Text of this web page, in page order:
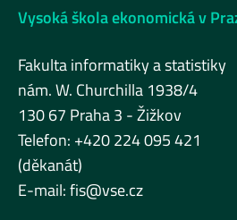
Vysoká škola ekonomická v
Fakulta informatiky a statistiky
nám. W. Churchilla 1938/4
130 67 Praha 3 - Žižkov
Telefon: +420 224 095 421
(děkanát)
E-mail:fis@vse.cz